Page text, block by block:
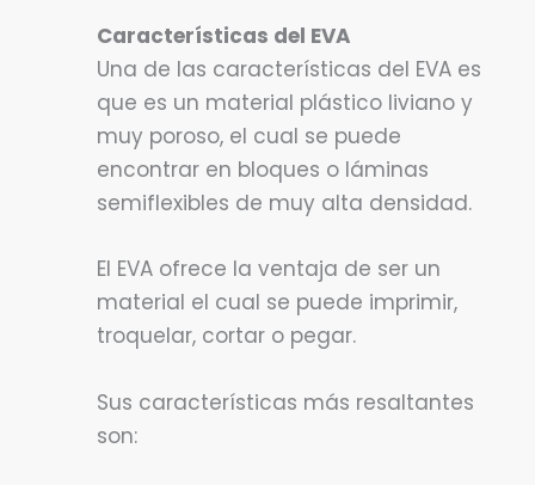
Características del EVA
Una de las características del EVA es
que es un material plástico liviano y
muy poroso, el cual se puede
encontrar en bloques o láminas
semiflexibles de muy alta densidad.
El EVA ofrece la ventaja de ser un
material el cual se puede imprimir,
troquelar, cortar o pegar.
Sus características más resaltantes
son: